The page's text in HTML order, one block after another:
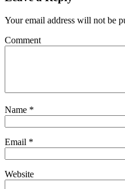
Your email address will not be
Comment
Name *
Email *
Website